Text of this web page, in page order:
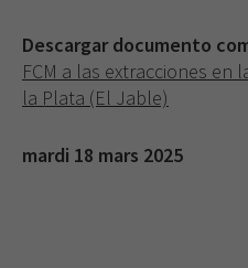
Descargar documento
FCM a las extracciones en
la Plata (El Jable)
mardi 18 mars 2025